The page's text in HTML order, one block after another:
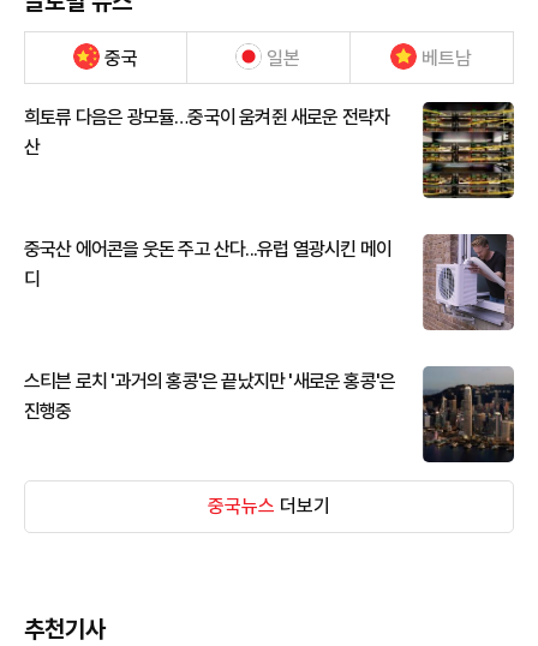
중국 일본 베트남
희토류 다음은 광모듈…중국이 움켜쥔 새로운 전략자
산
중국산 에어콘을 웃돈 주고 산다...유럽 열광시킨 메이
디
스티븐 로치 '과거의 홍콩'은 끝났지만 '새로운 홍콩'은
진행중
중국뉴스 더보기
추천기사